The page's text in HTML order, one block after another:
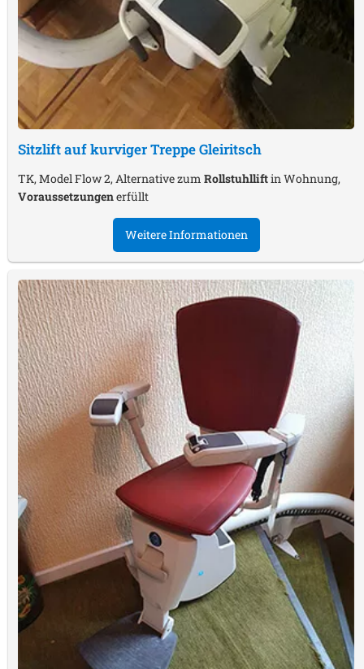
Sitzlift auf kurviger TreppeGleiritsch
TK, Model Flow 2, Alternative zum Rollstuhlliftin Wohnung,
Voraussetzungenerfüllt
Weitere Informationen